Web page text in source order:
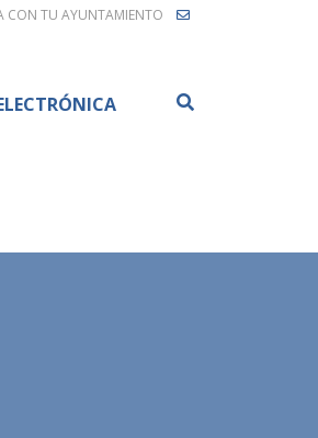
CON TU AYUNTAMIENTO